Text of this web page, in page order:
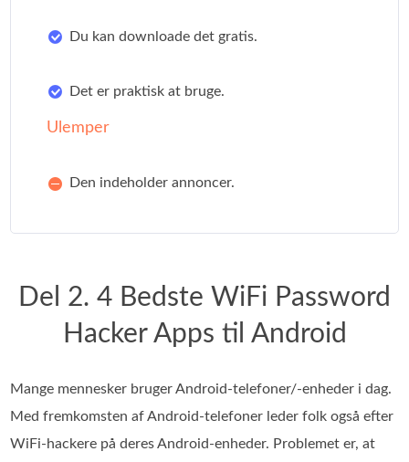
Du kan downloade det gratis.
Det er praktisk at bruge.
Ulemper
Den indeholder annoncer.
Del 2. 4 Bedste WiFi Password
Hacker Apps til Android
Mange mennesker bruger Android-telefoner/-enheder i dag.
Med fremkomsten af Android-telefoner leder folk også efter
WiFi-hackere på deres Android-enheder. Problemet er, at